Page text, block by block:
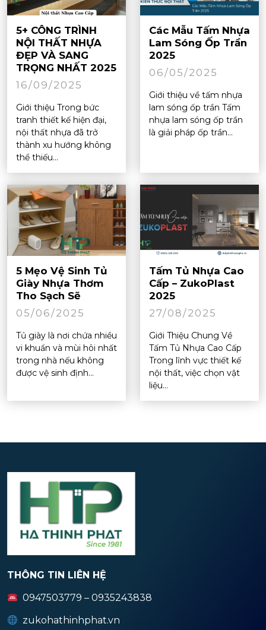
5+ CÔNG TRÌNH
NỘI THẤT NHỰA
ĐẸP VÀ SANG
TRỌNG NHẤT 2025
16/09/2025
Giới thiệu Trong bức
tranh thiết kế hiện đại,
nội thất nhựa đã trở
thành xu hướng không
thể thiếu...
Các Mẫu Tấm Nhựa
Lam Sóng Ốp Trần
2025
06/05/2025
Giới thiệu về tấm nhựa
lam sóng ốp trần Tấm
nhựa lam sóng ốp trần
là giải pháp ốp trần...
5 Mẹo Vệ Sinh Tủ
Giày Nhựa Thơm
Tho Sạch Sẽ
05/06/2025
Tủ giày là nơi chứa nhiều
vi khuẩn và mùi hôi nhất
trong nhà nếu không
được vệ sinh định...
Tấm Tủ Nhựa Cao
Cấp – ZukoPlast
2025
27/08/2025
Giới Thiệu Chung Về
Tấm Tủ Nhựa Cao Cấp
Trong lĩnh vực thiết kế
nội thất, việc chọn vật
liệu...
THÔNG TIN LIÊN HỆ
0947503779 – 0935243838
zukohathinhphat.vn